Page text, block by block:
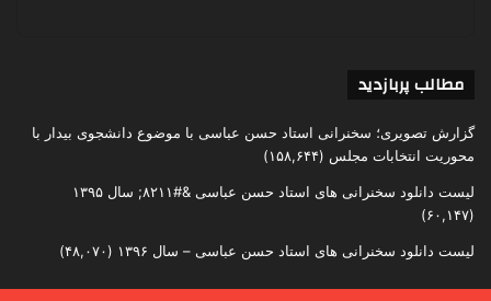
مطالب پربازدید
گزارش تصویری؛ سخنرانی استاد حسن عباسی با موضوع دانشجوی بیدار با
محوریت انتخابات مجلس (۱۵۸,۶۴۴)
لیست دانلود سخنرانی های استاد حسن عباسی &#۸۲۱۱; سال ۱۳۹۵
(۶۰,۱۴۷)
لیست دانلود سخنرانی های استاد حسن عباسی – سال ۱۳۹۶ (۴۸,۰۷۰)